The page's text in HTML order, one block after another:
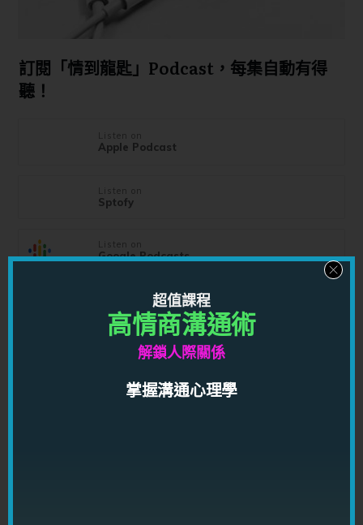
訂閱「情到龍匙」Podcast，每集自動有得
聽！
Listen on
Apple Podcast
Listen on
Sptofy
Listen on
Google Podcasts
你可能也喜歡...
超值課程
高情商溝通術
解鎖人際關係
掌握溝通心理學